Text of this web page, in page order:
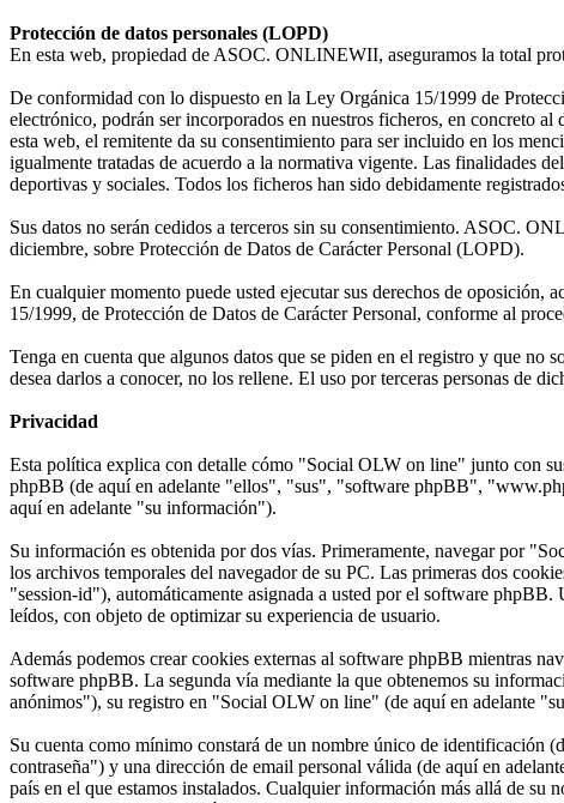
Protección de datos personales (LOPD)
En esta web, propiedad de ASOC. ONLINEWII, aseguramos la total
De conformidad con lo dispuesto en la Ley Orgánica 15/1999 de
electrónico, podrán ser incorporados en nuestros ficheros, en concreto
esta web, el remitente da su consentimiento para ser incluido en los
igualmente tratadas de acuerdo a la normativa vigente. Las finalidades
deportivas y sociales. Todos los ficheros han sido debidamente
Sus datos no serán cedidos a terceros sin su consentimiento. ASOC.
diciembre, sobre Protección de Datos de Carácter Personal (LOPD).
En cualquier momento puede usted ejecutar sus derechos de
15/1999, de Protección de Datos de Carácter Personal, conforme al
Tenga en cuenta que algunos datos que se piden en el registro y que no
desea darlos a conocer, no los rellene. El uso por terceras personas de
Privacidad
Esta política explica con detalle cómo "Social OLW on line" junto con
phpBB (de aquí en adelante "ellos", "sus", "software phpBB",
aquí en adelante "su información").
Su información es obtenida por dos vías. Primeramente, navegar por
los archivos temporales del navegador de su PC. Las primeras dos
"session-id"), automáticamente asignada a usted por el software
leídos, con objeto de optimizar su experiencia de usuario.
Además podemos crear cookies externas al software phpBB mientras
software phpBB. La segunda vía mediante la que obtenemos su
anónimos"), su registro en "Social OLW on line" (de aquí en adelante
Su cuenta como mínimo constará de un nombre único de identificación
contraseña") y una dirección de email personal válida (de aquí en
país en el que estamos instalados. Cualquier información más allá de